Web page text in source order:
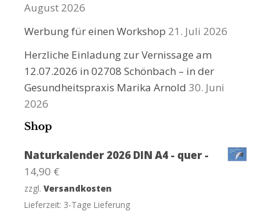
August 2026
Werbung für einen Workshop 21. Juli 2026
Herzliche Einladung zur Vernissage am
12.07.2026 in 02708 Schönbach – in der
Gesundheitspraxis Marika Arnold 30. Juni
2026
Shop
Naturkalender 2026 DIN A4 - quer -
14,90 €
zzgl. Versandkosten
Lieferzeit: 3-Tage Lieferung